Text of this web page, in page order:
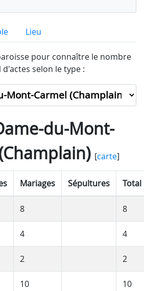
Lieu
pour connaître le nombre
d'actes selon le type :
du-Mont-
[carte]
Mariages Sépultures Total
8 8
4 4
2 2
10 10